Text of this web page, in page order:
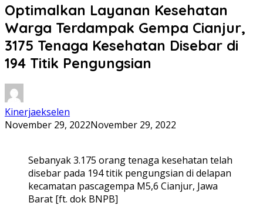
Optimalkan Layanan Kesehatan
Warga Terdampak Gempa Cianjur,
3175 Tenaga Kesehatan Disebar di
194 Titik Pengungsian
Kinerjaekselen
November 29, 2022November 29, 2022
Sebanyak 3.175 orang tenaga kesehatan telah
disebar pada 194 titik pengungsian di delapan
kecamatan pascagempa M5,6 Cianjur, Jawa
Barat [ft. dok BNPB]